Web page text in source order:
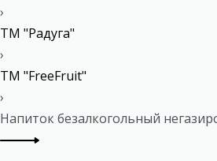
›
ТМ "Радуга"
›
ТМ "FreeFruit"
›
Напиток безалкогольный
P